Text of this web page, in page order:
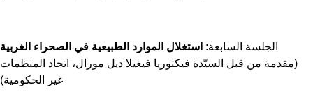
الجلسة السابعة:استغلال الموارد الطبيعية في الصحراء الغربية
(مقدمة من قبل السيّدة فيكتوريا فيغيلا ديل مورال، اتحاد المنظمات
غير الحكومية)